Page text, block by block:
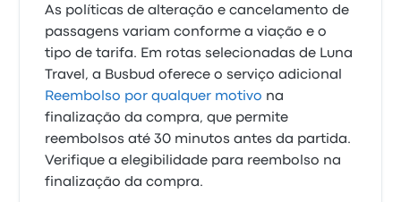
As políticas de alteração e cancelamento de
passagens variam conforme a viação e o
tipo de tarifa. Em rotas selecionadas de Luna
Travel, a Busbud oferece o serviço adicional
Reembolso por qualquer motivo na
finalização da compra, que permite
reembolsos até 30 minutos antes da partida.
Verifique a elegibilidade para reembolso na
finalização da compra.